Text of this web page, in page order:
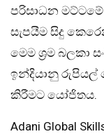
පරිසාධන
සැපයීම සිදු
මෙම ශ්‍රම බලකා
ඉන්දියානු රුපියල්
කිරීමට යෝජිතය.
Adani Global